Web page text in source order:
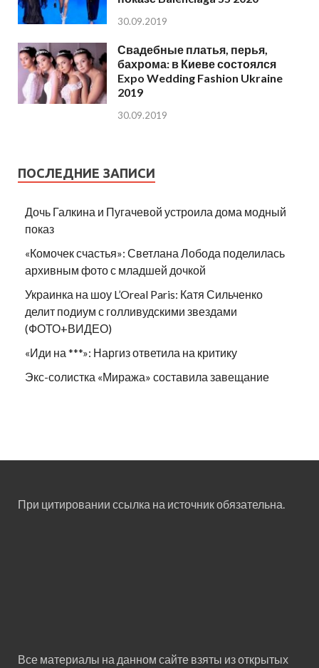
30.09.2019
Свадебные платья, перья,
бахрома: в Киеве состоялся
Expo Wedding Fashion Ukraine
2019
30.09.2019
ПОСЛЕДНИЕ ЗАПИСИ
Дочь Галкина и Пугачевой устроила дома модный
показ
«Комочек счастья»: Светлана Лобода поделилась
архивным фото с младшей дочкой
Украинка на шоу L’Oreal Paris: Катя Сильченко
делит подиум с голливудскими звездами
(ФОТО+ВИДЕО)
«Иди на ***»: Наргиз ответила на критику
Экс-солистка «Миража» составила завещание
При цитировании ссылка на источник обязательна.
Все материалы на данном сайте взяты из открытых